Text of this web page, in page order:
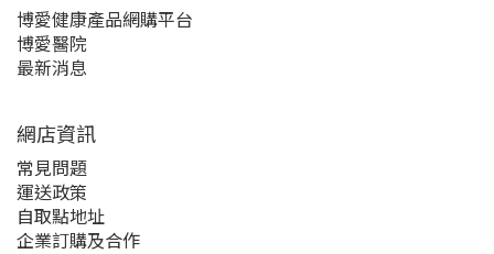
博愛健康產品網購平台
博愛醫院
最新消息
網店資訊
常見問題
運送政策
自取點地址
企業訂購及合作